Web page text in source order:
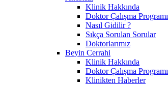
Klinik Hakkında
Doktor Çalışma Programı
Nasıl Gidilir ?
Sıkça Sorulan Sorular
Doktorlarımız
Beyin Cerrahi
Klinik Hakkında
Doktor Çalışma Programı
Klinikten Haberler